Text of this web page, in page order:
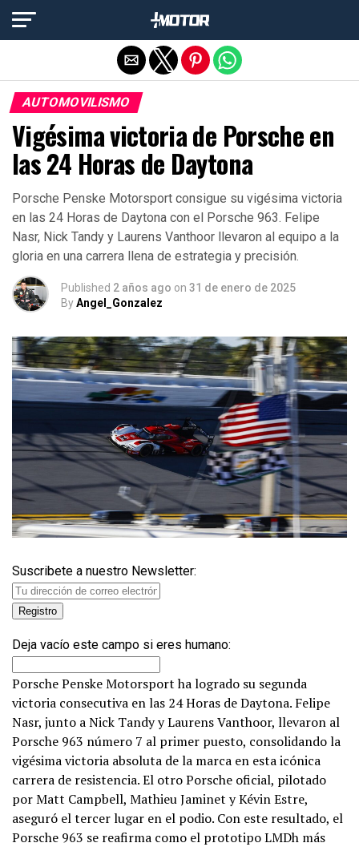
AUTOMOVILISMO
Vigésima victoria de Porsche en
las 24 Horas de Daytona
Porsche Penske Motorsport consigue su vigésima victoria
en las 24 Horas de Daytona con el Porsche 963. Felipe
Nasr, Nick Tandy y Laurens Vanthoor llevaron al equipo a la
gloria en una carrera llena de estrategia y precisión.
Published 2 años ago on 31 de enero de 2025
ByAngel_Gonzalez
Suscribete a nuestro Newsletter:
Deja vacío este campo si eres humano:
Porsche Penske Motorsport ha logrado su segunda
victoria consecutiva en las 24 Horas de Daytona. Felipe
Nasr, junto a Nick Tandy y Laurens Vanthoor, llevaron al
Porsche 963 número 7 al primer puesto, consolidando la
vigésima victoria absoluta de la marca en esta icónica
carrera de resistencia. El otro Porsche oficial, pilotado
por Matt Campbell, Mathieu Jaminet y Kévin Estre,
aseguró el tercer lugar en el podio. Con este resultado, el
Porsche 963 se reafirma como el prototipo LMDh más
Salir de la versión móvil